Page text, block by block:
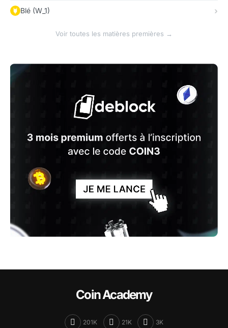
Blé (W_1)
Voir toutes les matières premières →
Coin Academy
201K 21K 3K